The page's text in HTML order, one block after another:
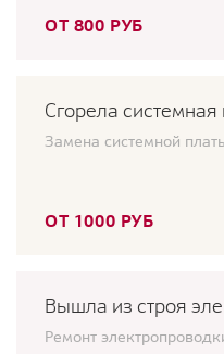
ОТ 800 РУБ
Сгорела системная
Замена системной
ОТ 1000 РУБ
Вышла из строя
Ремонт